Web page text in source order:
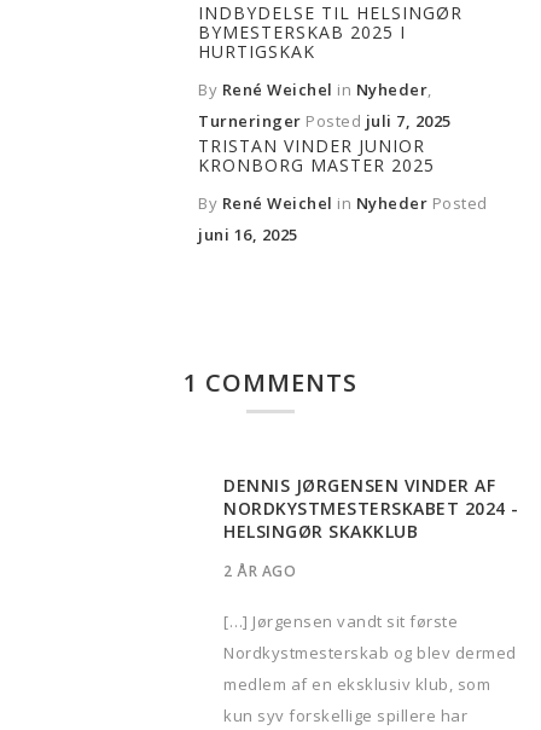
INDBYDELSE TIL HELSINGØR
BYMESTERSKAB 2025 I
HURTIGSKAK
By René Weichel in Nyheder,
Turneringer Posted juli 7, 2025
TRISTAN VINDER JUNIOR
KRONBORG MASTER 2025
By René Weichel in Nyheder Posted
juni 16, 2025
1 COMMENTS
DENNIS JØRGENSEN VINDER AF
NORDKYSTMESTERSKABET 2024 -
HELSINGØR SKAKKLUB
2 ÅR AGO
[…] Jørgensen vandt sit første
Nordkystmesterskab og blev dermed
medlem af en eksklusiv klub, som
kun syv forskellige spillere har